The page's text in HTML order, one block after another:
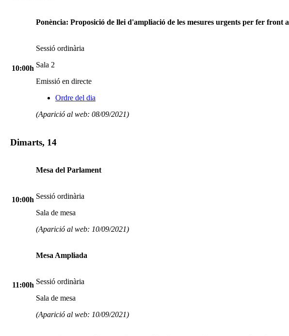
10:00h
Ponència: Proposició de llei d'ampliació de les mesures urgents per fer front
Sessió ordinària
Sala 2
Emissió en directe
Ordre del dia
(Aparició al web: 08/09/2021)
Dimarts, 14
10:00h
Mesa del Parlament
Sessió ordinària
Sala de mesa
(Aparició al web: 10/09/2021)
11:00h
Mesa Ampliada
Sessió ordinària
Sala de mesa
(Aparició al web: 10/09/2021)